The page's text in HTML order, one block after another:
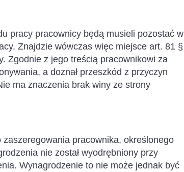
pracy pracownicy będą musieli pozostać w
Znajdzie wówczas więc miejsce art. 81 §
Zgodnie z jego treścią pracownikowi za
a doznał przeszkód z przyczyn
ma znaczenia brak winy ze strony
pracownika, określonego
nie został wyodrębniony przy
Wynagrodzenie to nie może jednak być